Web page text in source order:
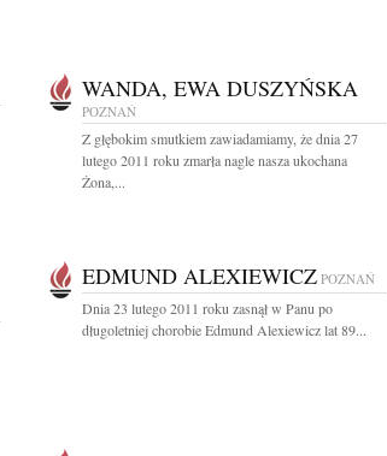
WANDA, EWA DUSZYŃSKA
POZNAŃ
Z głębokim smutkiem zawiadamiamy, że dnia 27
lutego 2011 roku zmarła nagle nasza ukochana
Żona,...
EDMUND ALEXIEWICZ POZNAŃ
Dnia 23 lutego 2011 roku zasnął w Panu po
długoletniej chorobie Edmund Alexiewicz lat 89...